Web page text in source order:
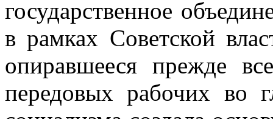
государственное
в рамках Советской
опиравшееся прежде
передовых рабочих во